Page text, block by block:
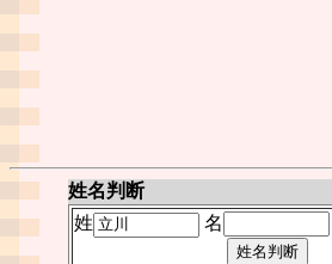
姓名判断
姓
名